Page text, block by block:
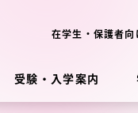
受験・入学案内
在学生・保護者向